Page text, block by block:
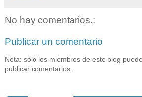
No hay comentarios.:
Publicar un comentario
Nota: sólo los miembros de este blog
publicar comentarios.